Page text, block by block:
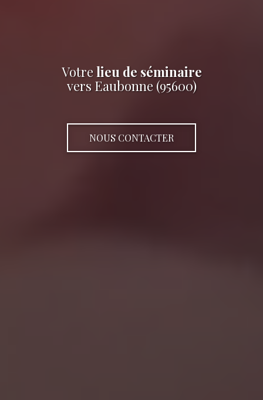
Votrelieu de séminaire
vers Eaubonne (95600)
NOUS CONTACTER